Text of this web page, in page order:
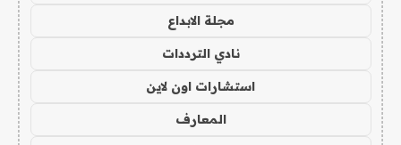
مجلة الابداع
نادي الترددات
استشارات اون لاين
المعارف